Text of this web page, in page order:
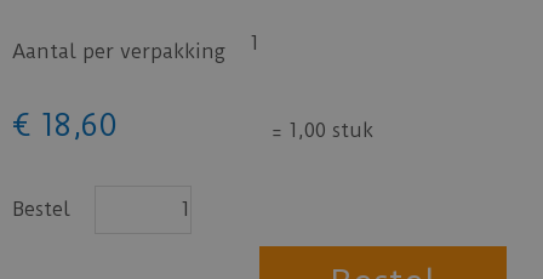
Aantal per verpakking 1
€ 18 ,60 = 1,00 stuk
Bestel